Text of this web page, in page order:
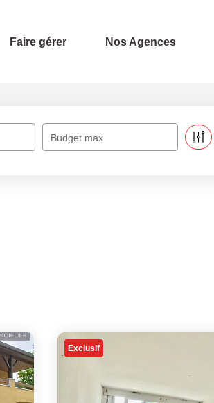
Faire gérer Nos Agences
Budget max
Exclusif